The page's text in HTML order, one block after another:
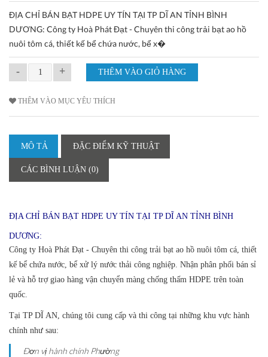
ĐỊA CHỈ BÁN BẠT HDPE UY TÍN TẠI TP DĨ AN TỈNH BÌNH
DƯƠNG: Công ty Hoà Phát Đạt - Chuyên thi công trải bạt ao hồ
nuôi tôm cá, thiết kế bể chứa nước, bể x�
- +
THÊM VÀO MỤC YÊU THÍCH
MÔ TẢ ĐẶC ĐIỂM KỸ THUẬT
CÁC BÌNH LUẬN (0)
ĐỊA CHỈ BÁN BẠT HDPE UY TÍN TẠI TP DĨ AN TỈNH BÌNH
DƯƠNG:
Công ty Hoà Phát Đạt - Chuyên thi công trải bạt ao hồ nuôi tôm cá, thiết
kế bể chứa nước, bể xử lý nước thải công nghiệp. Nhận phân phối bán sỉ
lẻ và hỗ trợ giao hàng vận chuyển màng chống thấm HDPE trên toàn
quốc.
Tại TP DĨ AN, chúng tôi cung cấp và thi công tại những khu vực hành
chính như sau:
Ðơn vị hành chính Phường